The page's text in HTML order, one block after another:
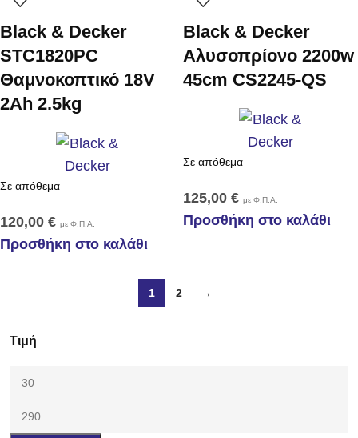
Τιμή
Black & Decker
STC1820PC
Θαμνοκοπτικό 18V
2Ah 2.5kg
Σε απόθεμα
120,00 € με Φ.Π.Α.
Προσθήκη στο καλάθι
Black & Decker
Αλυσοπρίονο 2200w
45cm CS2245-QS
Σε απόθεμα
125,00 € με Φ.Π.Α.
Προσθήκη στο καλάθι
1 2 →